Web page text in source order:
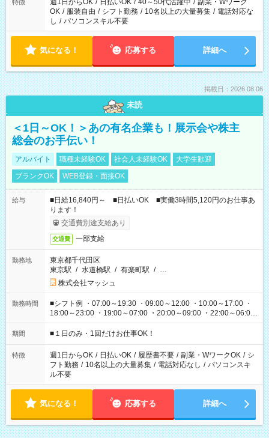
特徴 週1日からOK / 日払いOK / 40～50代活躍中 / 副業・Wワーク
OK / 服装自由 / シフト勤務 / 10名以上の大量募集 / 電話対応な
し / パソコンスキル不要
気になる！ 応募する 詳細へ
掲載日：2026.08.06
未読
＜1日～OK！＞あの有名企業も！展示会や株主
総会のお手伝い！
アルバイト 職種未経験OK 社会人未経験OK
大学生歓迎
ブランクOK
WEB登録・面接OK
給与
■日給16,840円～ ■日払いOK ■実働3時間5,120円のお仕事あ
ります！
交通費別途支給あり
交通費 一部支給
勤務地
東京都千代田区
東京駅 / 水道橋駅 / 有楽町駅 / …
株式会社マッシュ
勤務時間
■シフト例 ・07:00～19:30 ・09:00～12:00 ・10:00～17:00 ・
18:00～23:00 ・19:00～07:00 ・20:00～09:00 ・22:00～06:00
etc ★最短で3時間で5,120円のお仕事から 15時間で2万円近く稼
げるお仕事も！ ご希望のお時間に合わせてご紹介！ ※シフトは
ください！
期間 ■１日のみ・1回だけお仕事OK！
特徴 週1日からOK / 日払いOK / 履歴書不要 / 副業・WワークOK / シ
フト勤務 / 10名以上の大量募集 / 電話対応なし / パソコンスキ
ル不要
気になる！ 応募する 詳細へ